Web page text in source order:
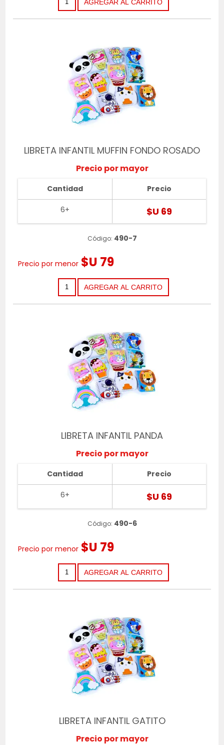
LIBRETA INFANTIL MUFFIN FONDO ROSADO
Precio por mayor
Cantidad
6+
Precio
$U 69
Código: 490-7
Precio por menor $U 79
LIBRETA INFANTIL PANDA
Precio por mayor
Cantidad
6+
Precio
$U 69
Código: 490-6
Precio por menor $U 79
LIBRETA INFANTIL GATITO
Precio por mayor